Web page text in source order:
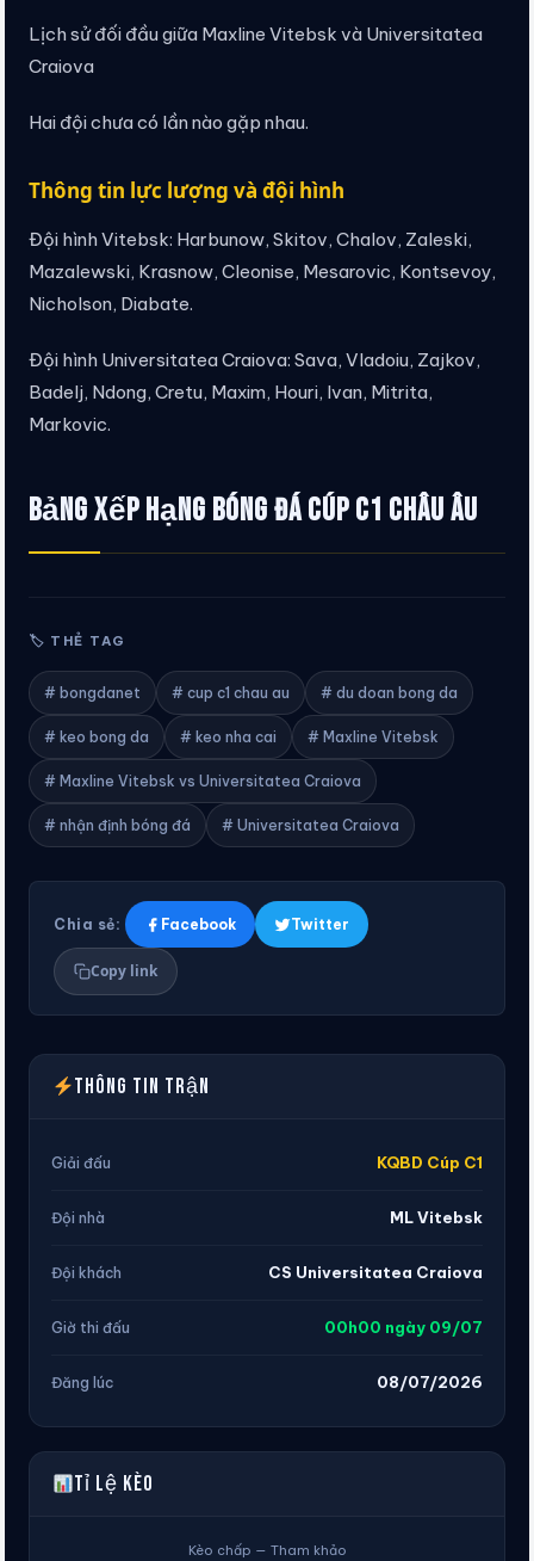
Lịch sử đối đầu giữa Maxline Vitebsk và Universitatea
Craiova
Hai đội chưa có lần nào gặp nhau.
Thông tin lực lượng và đội hình
Đội hình Vitebsk: Harbunow, Skitov, Chalov, Zaleski,
Mazalewski, Krasnow, Cleonise, Mesarovic, Kontsevoy,
Nicholson, Diabate.
Đội hình Universitatea Craiova: Sava, Vladoiu, Zajkov,
Badelj, Ndong, Cretu, Maxim, Houri, Ivan, Mitrita,
Markovic.
Bảng xếp hạng bóng đá cúp C1 Châu Âu
🏷 THẺ TAG
# bongdanet # cup c1 chau au # du doan bong da
# keo bong da # keo nha cai # Maxline Vitebsk
# Maxline Vitebsk vs Universitatea Craiova
# nhận định bóng đá # Universitatea Craiova
Chia sẻ: Facebook Twitter
Copy link
Thông tin trận
Giải đấu KQBD Cúp C1
Đội nhà ML Vitebsk
Đội khách CS Universitatea Craiova
Giờ thi đấu 00h00 ngày 09/07
Đăng lúc 08/07/2026
Tỉ lệ kèo
Kèo chấp — Tham khảo